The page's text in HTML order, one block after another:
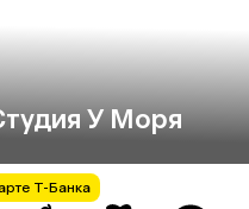
У Моря
Т-Банка